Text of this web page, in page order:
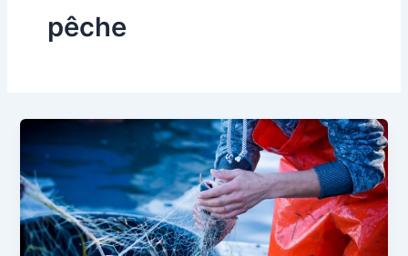
pêche